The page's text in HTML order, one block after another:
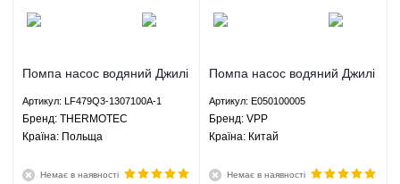
Помпа насос водяний Джилі
Крос Ліфан 320 520 620 -
LF479Q3-1307100A-1
THERMOTEC
Артикул: LF479Q3-1307100A-1
Брeнд: THERMOTEC
Країна: Польща
Немає в наявності
Помпа насос водяний Джилі
Крос Ліфан 320 520 620 -
E050100005 VPP
Артикул: E050100005
Брeнд: VPP
Країна: Китай
Немає в наявності